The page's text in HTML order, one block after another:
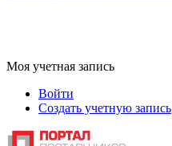
Моя учетная запись
Войти
Создать учетную запись